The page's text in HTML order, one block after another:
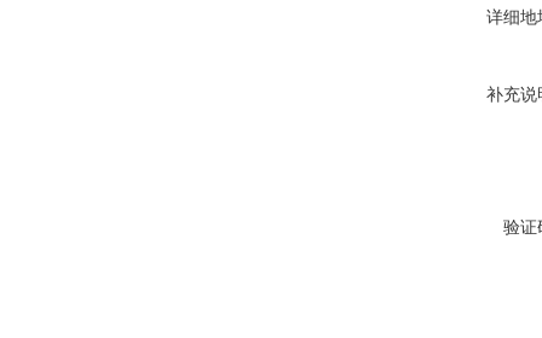
详细地
补充说
验证